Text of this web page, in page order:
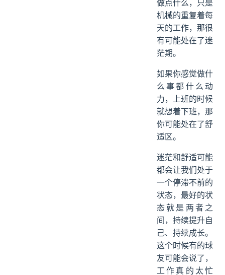
做点什么，只是
机械的重复着每
天的工作，那很
有可能处在了迷
茫期。
如果你感觉做什
么事都什么动
力，上班的时候
就想着下班，那
你可能处在了舒
适区。
迷茫和舒适可能
都会让我们处于
一个停滞不前的
状态，最好的状
态就是两者之
间，持续提升自
己、持续成长。
这个时候有的球
友可能会说了，
工作真的太忙